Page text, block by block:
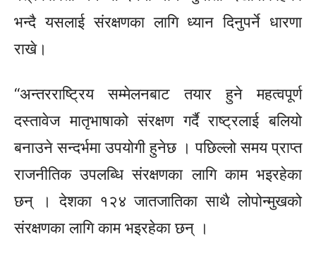
भन्दै यसलाई संरक्षणका लागि ध्यान दिनुपर्ने धारणा
राखे।
“अन्तरराष्ट्रिय सम्मेलनबाट तयार हुने महत्वपूर्ण
दस्तावेज मातृभाषाको संरक्षण गर्दै राष्ट्रलाई बलियो
बनाउने सन्दर्भमा उपयोगी हुनेछ । पछिल्लो समय प्राप्त
राजनीतिक उपलब्धि संरक्षणका लागि काम भइरहेका
छन् । देशका १२४ जातजातिका साथै लोपोन्मुखको
संरक्षणका लागि काम भइरहेका छन् ।